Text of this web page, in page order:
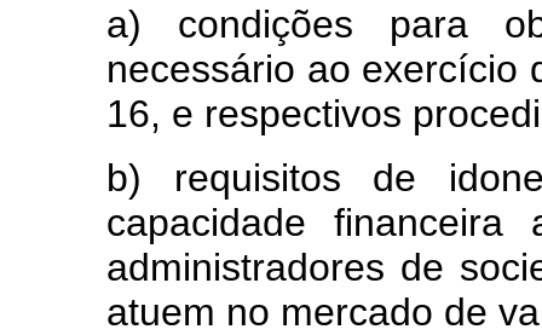
a) condições para
necessário ao exercício
16, e respectivos
b) requisitos de
capacidade
administradores de
atuem no mercado de